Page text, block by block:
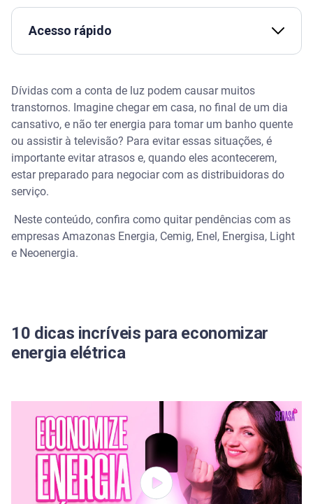
Acesso rápido
Como tirar a segunda via da conta de luz?
Empresas de energia podem negativar o nome?
Como negociar sua conta de luz online?
Negocie débitos diretamente com as distribuidoras
de energia
Segunda via conta Enel
Segunda via fatura Energisa
Quite dívida Light
Segunda via conta Light
Dívidas com a conta de luz podem causar muitos
transtornos. Imagine chegar em casa, no final de um dia
cansativo, e não ter energia para tomar um banho quente
ou assistir à televisão? Para evitar essas situações, é
importante evitar atrasos e, quando eles acontecerem,
estar preparado para negociar com as distribuidoras do
serviço.
Neste conteúdo, confira como quitar pendências com as
empresas Amazonas Energia, Cemig, Enel, Energisa, Light
e Neoenergia.
10 dicas incríveis para economizar
energia elétrica